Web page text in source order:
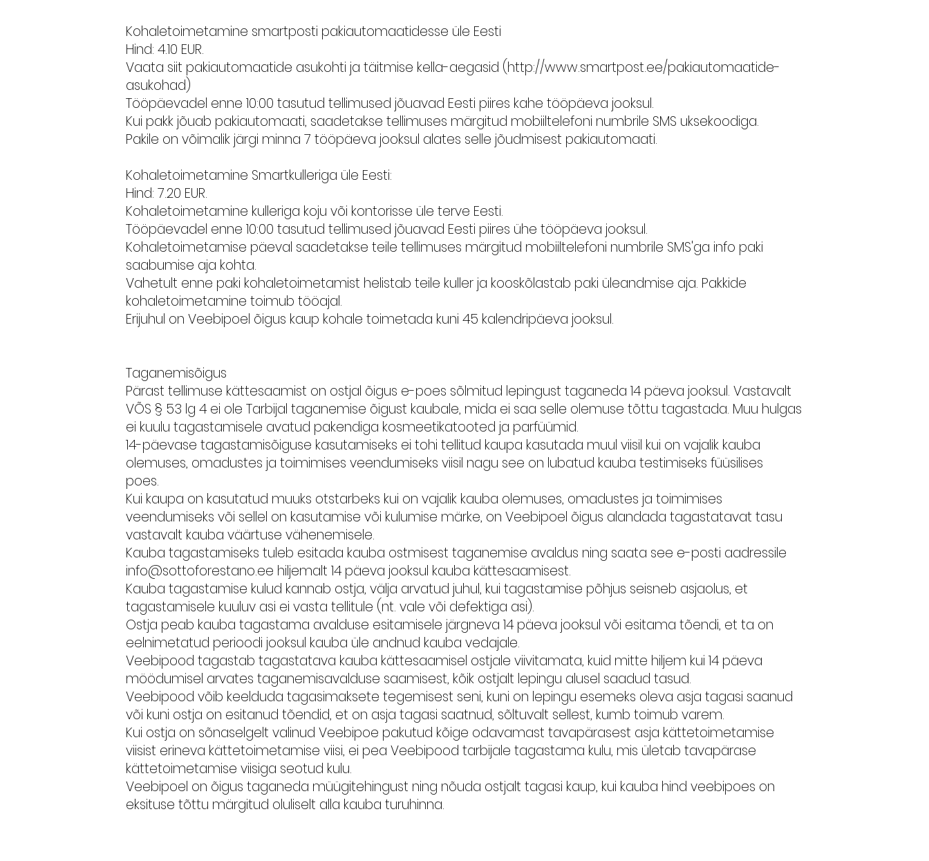
Kohaletoimetamine smartposti pakiautomaatidesse üle Eesti
Hind: 4.10 EUR.
Vaata siit pakiautomaatide asukohti ja täitmise kella-aegasid (http://www.smartpost.ee/pakiautomaatide-
asukohad)
Tööpäevadel enne 10:00 tasutud tellimused jõuavad Eesti piires kahe tööpäeva jooksul.
Kui pakk jõuab pakiautomaati, saadetakse tellimuses märgitud mobiiltelefoni numbrile SMS uksekoodiga.
Pakile on võimalik järgi minna 7 tööpäeva jooksul alates selle jõudmisest pakiautomaati.
Kohaletoimetamine Smartkulleriga üle Eesti:
Hind: 7.20 EUR.
Kohaletoimetamine kulleriga koju või kontorisse üle terve Eesti.
Tööpäevadel enne 10:00 tasutud tellimused jõuavad Eesti piires ühe tööpäeva jooksul.
Kohaletoimetamise päeval saadetakse teile tellimuses märgitud mobiiltelefoni numbrile SMS'ga info paki
saabumise aja kohta.
Vahetult enne paki kohaletoimetamist helistab teile kuller ja kooskõlastab paki üleandmise aja. Pakkide
kohaletoimetamine toimub tööajal.
Erijuhul on Veebipoel õigus kaup kohale toimetada kuni 45 kalendripäeva jooksul.
Taganemisõigus
Pärast tellimuse kättesaamist on ostjal õigus e-poes sõlmitud lepingust taganeda 14 päeva jooksul. Vastavalt
VÕS § 53 lg 4 ei ole Tarbijal taganemise õigust kaubale, mida ei saa selle olemuse tõttu tagastada. Muu hulgas
ei kuulu tagastamisele avatud pakendiga kosmeetikatooted ja parfüümid.
14-päevase tagastamisõiguse kasutamiseks ei tohi tellitud kaupa kasutada muul viisil kui on vajalik kauba
olemuses, omadustes ja toimimises veendumiseks viisil nagu see on lubatud kauba testimiseks füüsilises
poes.
Kui kaupa on kasutatud muuks otstarbeks kui on vajalik kauba olemuses, omadustes ja toimimises
veendumiseks või sellel on kasutamise või kulumise märke, on Veebipoel õigus alandada tagastatavat tasu
vastavalt kauba väärtuse vähenemisele.
Kauba tagastamiseks tuleb esitada kauba ostmisest taganemise avaldus ning saata see e-posti aadressile
info@sottoforestano.ee hiljemalt 14 päeva jooksul kauba kättesaamisest.
Kauba tagastamise kulud kannab ostja, välja arvatud juhul, kui tagastamise põhjus seisneb asjaolus, et
tagastamisele kuuluv asi ei vasta tellitule (nt. vale või defektiga asi).
Ostja peab kauba tagastama avalduse esitamisele järgneva 14 päeva jooksul või esitama tõendi, et ta on
eelnimetatud perioodi jooksul kauba üle andnud kauba vedajale.
Veebipood tagastab tagastatava kauba kättesaamisel ostjale viivitamata, kuid mitte hiljem kui 14 päeva
möödumisel arvates taganemisavalduse saamisest, kõik ostjalt lepingu alusel saadud tasud.
Veebipood võib keelduda tagasimaksete tegemisest seni, kuni on lepingu esemeks oleva asja tagasi saanud
või kuni ostja on esitanud tõendid, et on asja tagasi saatnud, sõltuvalt sellest, kumb toimub varem.
Kui ostja on sõnaselgelt valinud Veebipoe pakutud kõige odavamast tavapärasest asja kättetoimetamise
viisist erineva kättetoimetamise viisi, ei pea Veebipood tarbijale tagastama kulu, mis ületab tavapärase
kättetoimetamise viisiga seotud kulu.
Veebipoel on õigus taganeda müügitehingust ning nõuda ostjalt tagasi kaup, kui kauba hind veebipoes on
eksituse tõttu märgitud oluliselt alla kauba turuhinna.